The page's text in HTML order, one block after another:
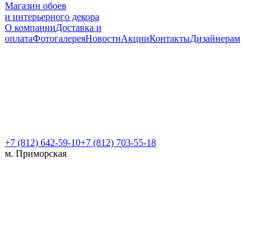
Магазин обоев
и интерьерного декора
О компанииДоставка и
оплатаФотогалереяНовостиАкцииКонтактыДизайнерам
+7 (812) 642-59-10+7 (812) 703-55-18
м. Приморская